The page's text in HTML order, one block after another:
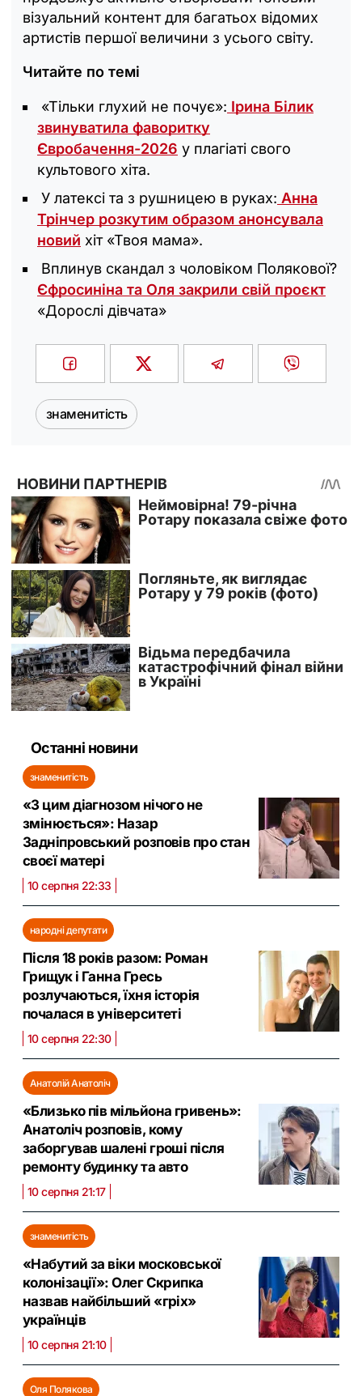
візуальний контент для багатьох відомих
артистів першої величини з усього світу.
Читайте по темі
«Тільки глухий не почує»: Ірина Білик
звинуватила фаворитку
Євробачення-2026 у плагіаті свого
культового хіта.
У латексі та з рушницею в руках: Анна
Трінчер розкутим образом анонсувала
новий хіт «Твоя мама».
Вплинув скандал з чоловіком Полякової?
Єфросиніна та Оля закрили свій проєкт
«Дорослі дівчата»
знаменитість
Останні новини
знаменитість
«З цим діагнозом нічого не
змінюється»: Назар
Задніпровський розповів про стан
своєї матері
10 серпня 22:33
народні депутати
Після 18 років разом: Роман
Грищук і Ганна Гресь
розлучаються, їхня історія
почалася в університеті
10 серпня 22:30
Анатолій Анатоліч
«Близько пів мільйона гривень»:
Анатоліч розповів, кому
заборгував шалені гроші після
ремонту будинку та авто
10 серпня 21:17
знаменитість
«Набутий за віки московської
колонізації»: Олег Скрипка
назвав найбільший «гріх»
українців
10 серпня 21:10
Оля Полякова